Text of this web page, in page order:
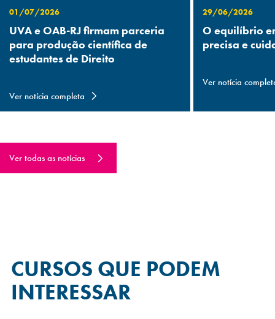
01/07/2026
UVA e OAB-RJ firmam parceria
para produção científica de
estudantes de Direito
Ver notícia completa
29/06/2026
O equilíbrio
precisa e
Ver notícia
Ver todas as notícias
CURSOS QUE PODEM
INTERESSAR